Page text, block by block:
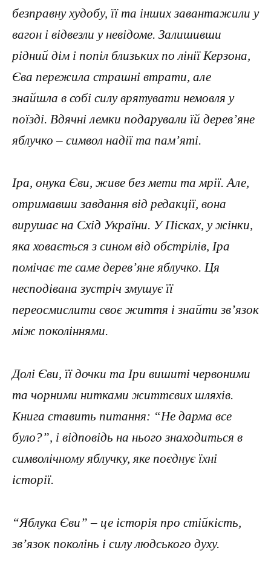
безправну худобу, її та інших завантажили у
вагон і відвезли у невідоме. Залишивши
рідний дім і попіл близьких по лінії Керзона,
Єва пережила страшні втрати, але
знайшла в собі силу врятувати немовля у
поїзді. Вдячні лемки подарували їй дерев’яне
яблучко – символ надії та пам’яті.
Іра, онука Єви, живе без мети та мрії. Але,
отримавши завдання від редакції, вона
вирушає на Схід України. У Пісках, у жінки,
яка ховається з сином від обстрілів, Іра
помічає те саме дерев’яне яблучко. Ця
несподівана зустріч змушує її
переосмислити своє життя і знайти зв’язок
між поколіннями.
Долі Єви, її дочки та Іри вишиті червоними
та чорними нитками життєвих шляхів.
Книга ставить питання: “Не дарма все
було?”, і відповідь на нього знаходиться в
символічному яблучку, яке поєднує їхні
історії.
“Яблука Єви” – це історія про стійкість,
зв’язок поколінь і силу людського духу.